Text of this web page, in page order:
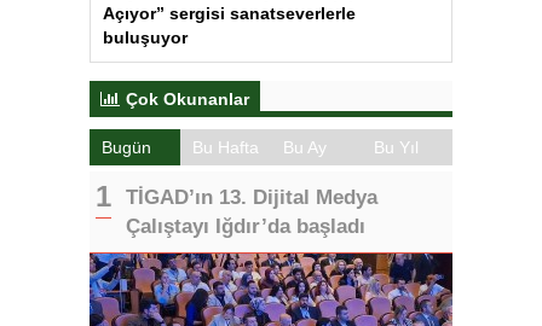
Açıyor” sergisi sanatseverlerle
buluşuyor
Çok Okunanlar
Bugün Bu Hafta Bu Ay Bu Yıl
TİGAD’ın 13. Dijital Medya
Çalıştayı Iğdır’da başladı